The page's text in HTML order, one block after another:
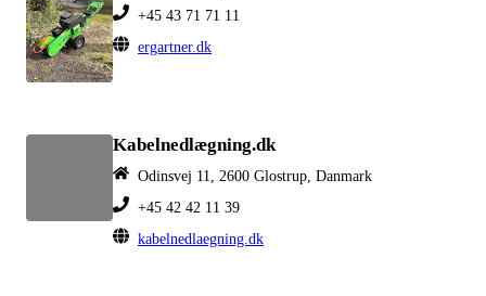
+45 43 71 71 11
ergartner.dk
Kabelnedlægning.dk
Odinsvej 11, 2600 Glostrup, Danmark
+45 42 42 11 39
kabelnedlaegning.dk